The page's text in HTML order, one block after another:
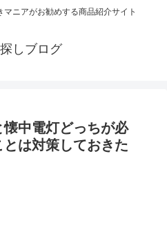
ニアがお勧めする商品紹介サイト
しブログ
中電灯どっちが必
は対策しておきた